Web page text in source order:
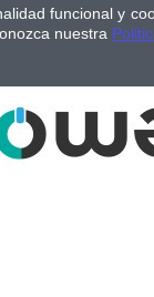
funcional y
nuestra